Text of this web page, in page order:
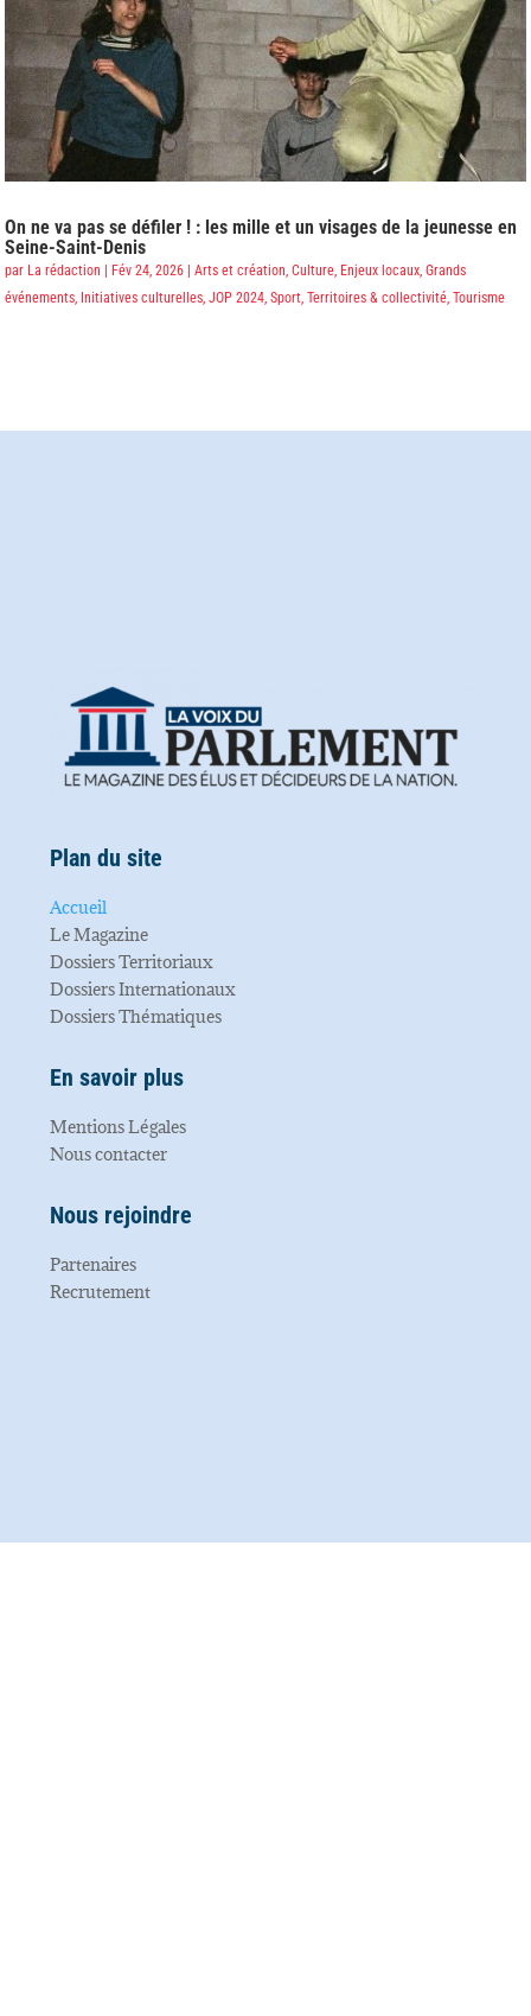
On ne va pas se défiler ! : les mille et un visages de la jeunesse en
Seine-Saint-Denis
par La rédaction | Fév 24, 2026 |Arts et création ,Culture Enjeux locaux ,Grands
événements Initiatives culturelles ,JOP 2024 ,Sport ,Territoires & collectivité ,Tourisme
Plan du site
Accueil
Le Magazine
Dossiers Territoriaux
Dossiers Internationaux
Dossiers Thématiques
En savoir plus
Mentions Légales
Nous contacter
Nous rejoindre
Partenaires
Recrutement